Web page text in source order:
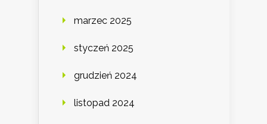
marzec 2025
styczeń 2025
grudzień 2024
listopad 2024